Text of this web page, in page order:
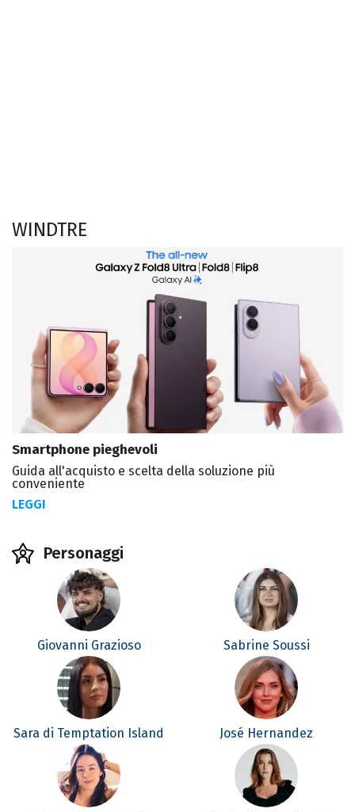
WINDTRE
Smartphone pieghevoli
Guida all'acquisto e scelta della soluzione più
conveniente
LEGGI
Personaggi
Giovanni Grazioso Sabrine Soussi
Sara di Temptation Island José Hernandez